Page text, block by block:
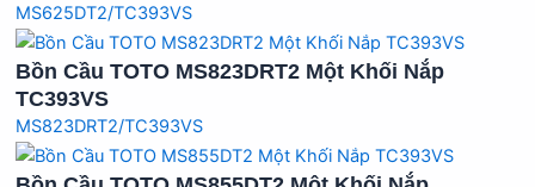
MS625DT2/TC393VS
Bồn Cầu TOTO MS823DRT2 Một Khối Nắp
TC393VS
MS823DRT2/TC393VS